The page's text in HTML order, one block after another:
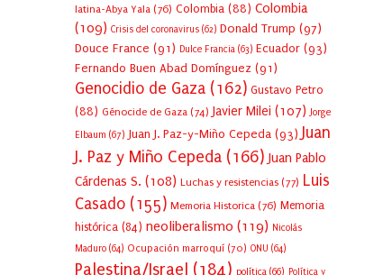
latina-Abya Yala (76) Colombia (88) Colombia
(109) Crisis del coronavirus (62) Donald Trump (97)
Douce France (91) Dulce Francia (63) Ecuador (93)
Fernando Buen Abad Domínguez (91)
Genocidio de Gaza (162) Gustavo Petro
(88) Génocide de Gaza (74) Javier Milei (107) Jorge
Elbaum (67) Juan J. Paz-y-Miño Cepeda (93) Juan
J. Paz y Miño Cepeda (166) Juan Pablo
Cárdenas S. (108) Luchas y resistencias (77) Luis
Casado (155) Memoria Historica (76) Memoria
histórica (84) neoliberalismo (119) Nicolás
Maduro (64) Ocupación marroquí (70) ONU (64)
Palestina/Israel (184) política (66) Política y